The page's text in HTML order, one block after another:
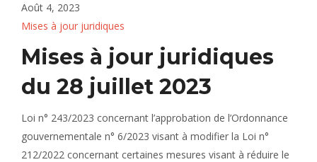
Août 4, 2023
Mises à jour juridiques
Mises à jour juridiques
du 28 juillet 2023
Loi n° 243/2023 concernant l’approbation de l’Ordonnance
gouvernementale n° 6/2023 visant à modifier la Loi n°
212/2022 concernant certaines mesures visant à réduire le